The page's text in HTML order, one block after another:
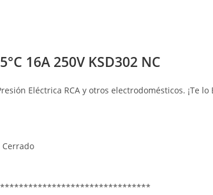
16A 250V KSD302 NC
Eléctrica RCA y otros electrodomésticos. ¡Te